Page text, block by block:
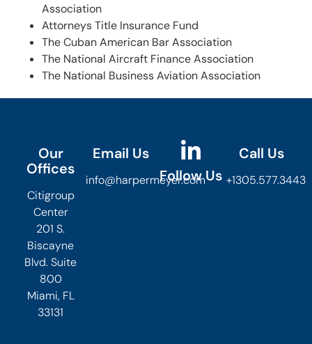
Association
Attorneys Title Insurance Fund
The Cuban American Bar Association
The National Aircraft Finance Association
The National Business Aviation Association
Our
Offices
Citigroup
Center
201 S.
Biscayne
Blvd. Suite
800
Miami, FL
33131
Email Us
info@harpermeyer.com
Follow Us
Call Us
+1305.577.3443